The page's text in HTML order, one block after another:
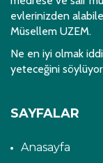
evlerinizden
Müsellem UZEM.
Ne en iyi olmak
yeteceğini
SAYFALAR
Anasayfa